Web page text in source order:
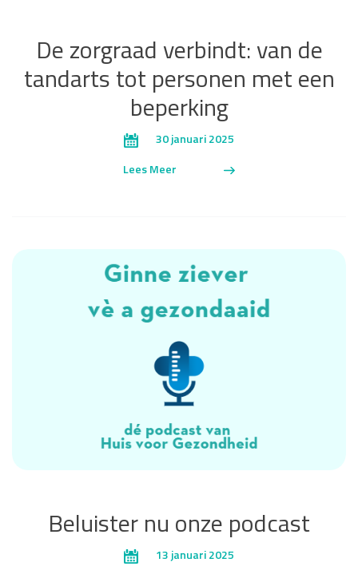
De zorgraad verbindt: van de
tandarts tot personen met een
beperking
30 januari 2025
Lees Meer
Beluister nu onze podcast
13 januari 2025